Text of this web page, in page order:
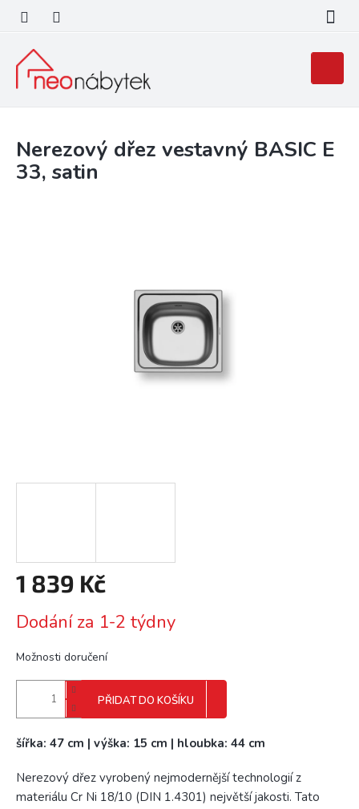
obsah
košík
Nerezový dřez vestavný BASIC E
33, satin
1 839 Kč
cena:
Dodání za 1-2 týdny
Možnosti doručení
PŘIDAT DO KOŠÍKU
šířka: 47 cm | výška: 15 cm | hloubka: 44 cm
Nerezový dřez vyrobený nejmodernější technologií z
materiálu Cr Ni 18/10 (DIN 1.4301) největší jakosti. Tato